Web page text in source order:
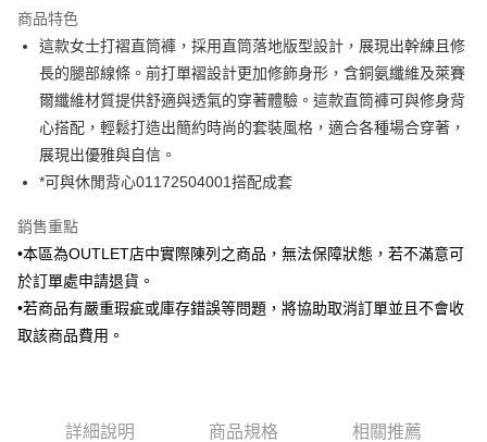
合作金庫商業銀行
華南商業銀行
彰化商業銀行
上海商業儲蓄銀行
台北富邦商業銀行
國泰世華商業銀行
兆豐國際商業銀行
臺灣中小企業銀行
台中商業銀行
匯豐（台灣）商業銀行
聯邦商業銀行
元大商業銀行
永豐商業銀行
台新國際商業銀行
台灣樂天信用卡公司
6 期 0 利率 每期
華南商業銀行
彰化商業銀行
上海商業儲蓄銀行
台北富邦商業銀行
國泰世華商業銀行
兆豐國際商業銀行
臺灣中小企業銀行
匯豐（台灣）商業銀行
華泰商業銀行
元大商業銀行
玉山商業銀行
星展（台灣）商業銀行
台灣樂天信用卡公司
LINE Pay
Apple Pay
街口支付
悠遊付
Google Pay
新竹物流離島宅配
商品特色
這款女士打褶直筒褲，採用直筒落地版型設計，展現出幹練且修
長的腿部線條。前打單褶設計更加修飾身形，含銅氨纖維及萊賽
爾纖維材質提供舒適與透氣的穿著體驗。這款直筒褲可與修身背
心搭配，輕鬆打造出簡約時尚的套裝風格，適合各種場合穿著，
展現出優雅與自信。
*可與休閒背心01172504001搭配成套
銷售重點
•本區為OUTLET店中實際陳列之商品，無法保障狀態，若不滿意可
於訂單處申請退貨。
•若商品有嚴重瑕疵或庫存錯誤等問題，將協助取消訂單並且不會收
取該商品費用。
詳細說明 商品規格 相關推薦